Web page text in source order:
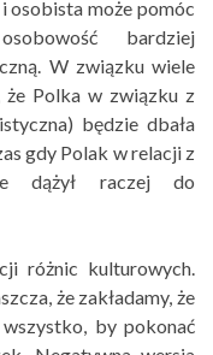
osobista może pomóc
bardziej
W związku wiele
że Polka w związku z
będzie dbała
gdy Polak w relacji z
dążył raczej do
różnic kulturowych.
że zakładamy, że
by pokonać